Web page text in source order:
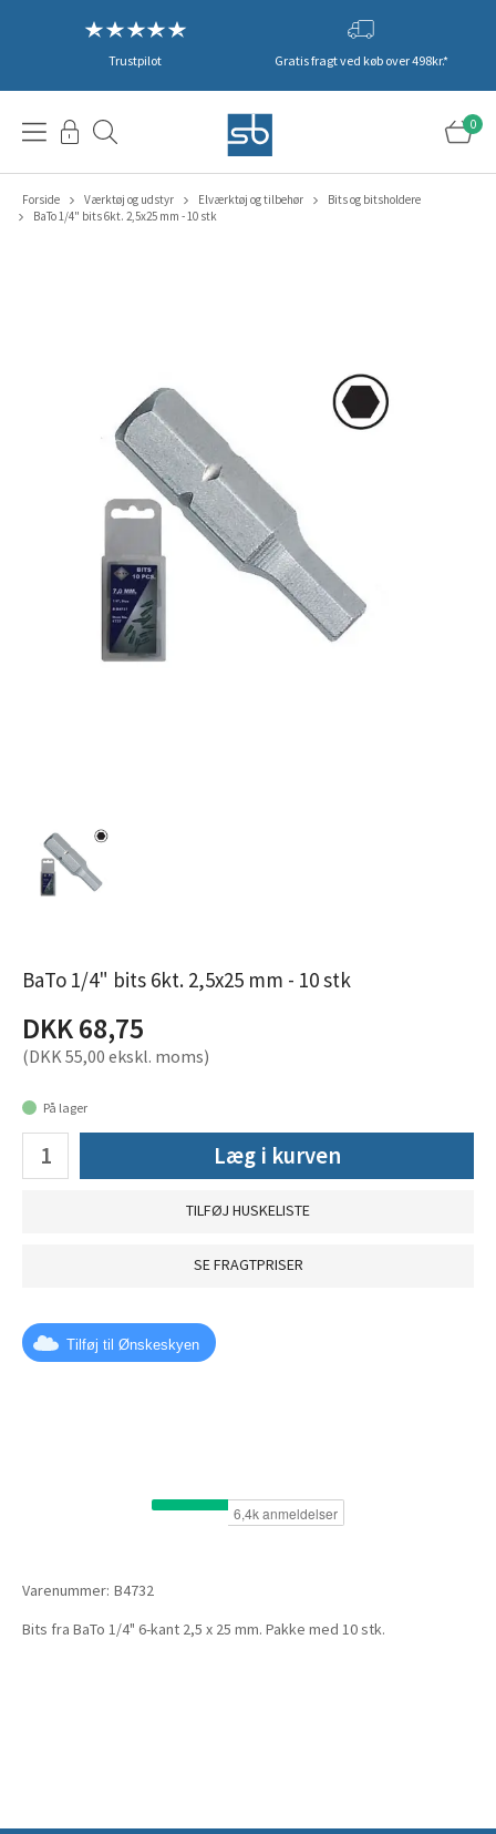
Trustpilot Gratis fragt ved køb over 498kr.*
0
Forside Værktøj og udstyr Elværktøj og tilbehør
Bits og bitsholdere
BaTo 1/4" bits 6kt. 2,5x25 mm - 10 stk
BaTo 1/4" bits 6kt. 2,5x25 mm - 10 stk
DKK 68,75
(DKK 55,00 ekskl. moms)
På lager
Læg i kurven
TILFØJ HUSKELISTE
SE FRAGTPRISER
Tilføj til Ønskeskyen
Varenummer: B4732
Bits fra BaTo 1/4" 6-kant 2,5 x 25 mm. Pakke med 10 stk.